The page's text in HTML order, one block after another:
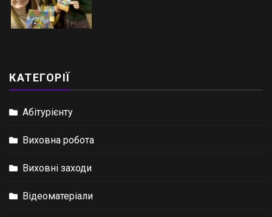
КАТЕГОРІЇ
Абітурієнту
Виховна робота
Виховні заходи
Відеоматеріали